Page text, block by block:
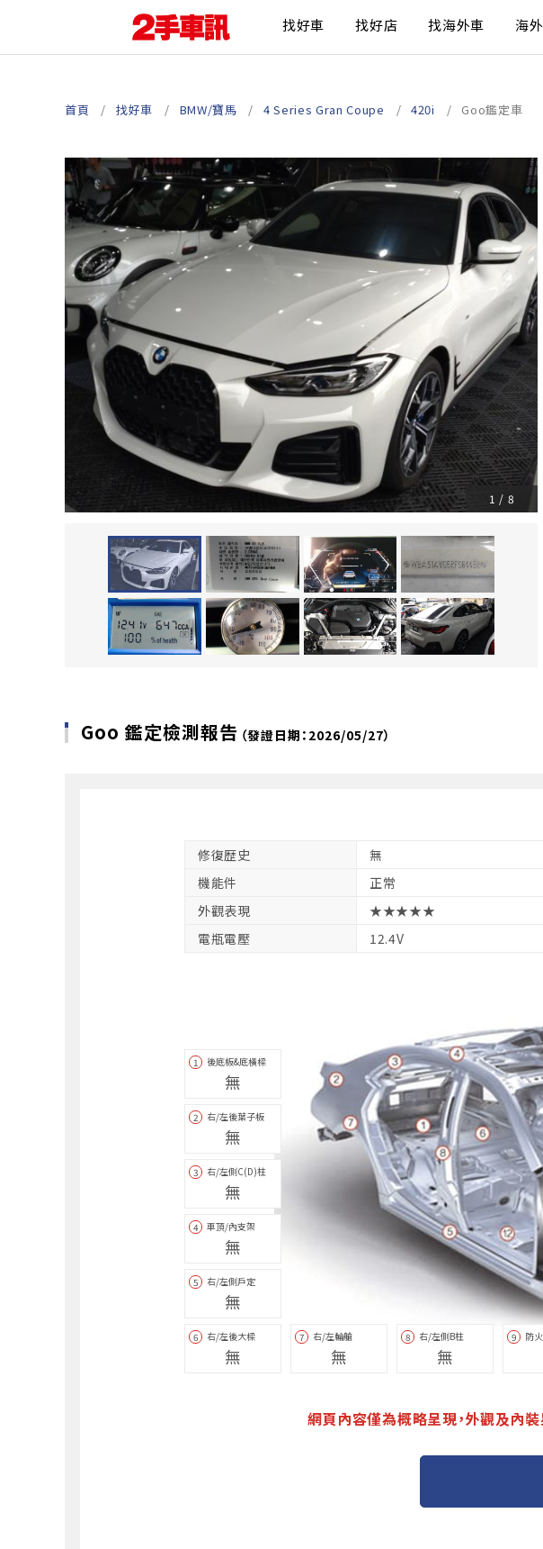
找好車 找好店 找海外車 海
首頁 找好車 BMW/寶馬 4 Series Gran Coupe 420i Goo鑑定車
1 / 8
Goo 鑑定檢測報告 （發證日期：2026/05/27）
修復歴史 無
機能件
正常
外觀表現
★★★★★
電瓶電壓
12.4V
1 後底板&底橫樑
無
2 右/左後葉子板
無
3 右/左側C(D)柱
無
4 車頂/內支架
無
5 右/左側戶定
無
6 右/左後大樑
無
7 右/左輪艙
無
8 右/左側B柱
無
9 防
網頁內容僅為概略呈現，外觀及內